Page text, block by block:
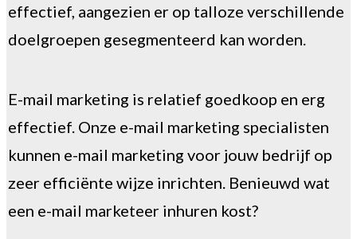
effectief, aangezien er op talloze verschillende
doelgroepen gesegmenteerd kan worden.
E-mail marketing is relatief goedkoop en erg
effectief. Onze e-mail marketing specialisten
kunnen e-mail marketing voor jouw bedrijf op
zeer efficiënte wijze inrichten. Benieuwd wat
een e-mail marketeer inhuren kost?